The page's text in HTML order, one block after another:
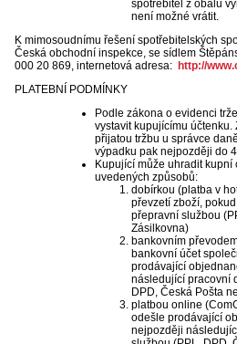
spotřebitel z obalu
není možné vrátit.
K mimosoudnímu řešení spotřebitelských
Česká obchodní inspekce, se sídlem
000 20 869, internetová adresa: http://
PLATEBNÍ PODMÍNKY
Podle zákona o evidenci
vystavit kupujícímu
přijatou tržbu u správce
výpadku pak nejpozději do
Kupující může uhradit kupní
uvedených způsobů:
dobírkou (platba v
převzetí zboží,
přepravní službou
Zásilkovna)
bankovním
bankovní účet
prodávající
následující pracovní
DPD, Česká Pošta
platbou online
odešle prodávající
nejpozději